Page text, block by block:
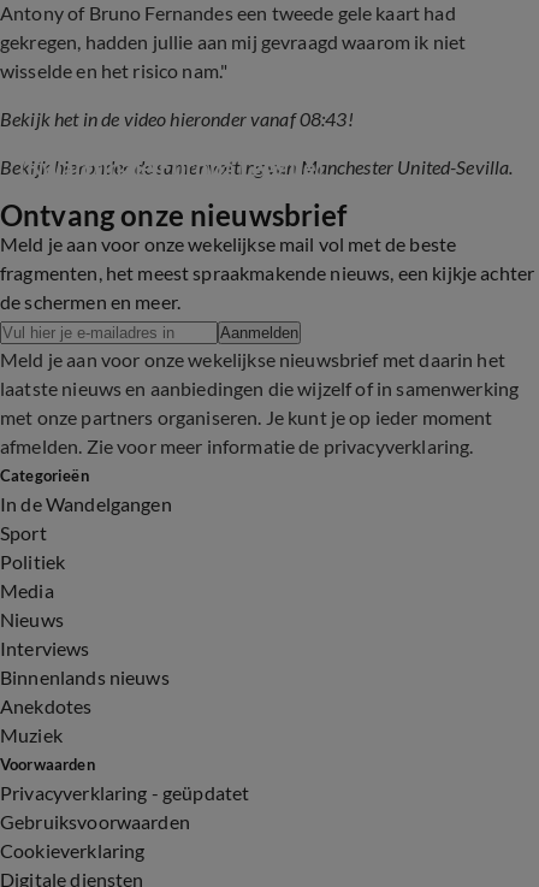
Antony of Bruno Fernandes een tweede gele kaart had
gekregen, hadden jullie aan mij gevraagd waarom ik niet
wisselde en het risico nam."
Bekijk het in de video hieronder vanaf 08:43!
Bekijk hieronder de samenvatting van Manchester United-Sevilla.
4:17
SAMENVATTING: Manchester United - Sevilla
(Kwartfinale Europa League)
Ontvang onze nieuwsbrief
Meld je aan voor onze wekelijkse mail vol met de beste
fragmenten, het meest spraakmakende nieuws, een kijkje achter
de schermen en meer.
Aanmelden
Meld je aan voor onze wekelijkse nieuwsbrief met daarin het
laatste nieuws en aanbiedingen die wijzelf of in samenwerking
met onze partners organiseren. Je kunt je op ieder moment
afmelden. Zie voor meer informatie de privacyverklaring.
Categorieën
In de Wandelgangen
Sport
Politiek
Media
Nieuws
Interviews
Binnenlands nieuws
Anekdotes
Muziek
Voorwaarden
Privacyverklaring - geüpdatet
Gebruiksvoorwaarden
Cookieverklaring
Digitale diensten